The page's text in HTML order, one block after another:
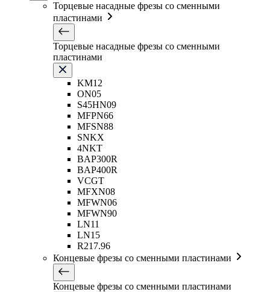
Торцевые насадные фрезы со сменными
пластинами
Торцевые насадные фрезы со сменными
пластинами
KM12
ON05
S45HN09
MFPN66
MFSN88
SNKX
4NKT
BAP300R
BAP400R
VCGT
MFXN08
MFWN06
MFWN90
LN11
LN15
R217.96
Концевые фрезы со сменными пластинами
Концевые фрезы со сменными пластинами